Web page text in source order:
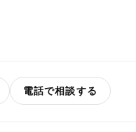
電話で相談する